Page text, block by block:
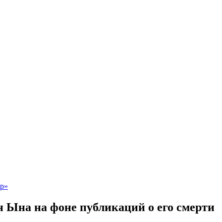
на фоне публикаций о его смерти